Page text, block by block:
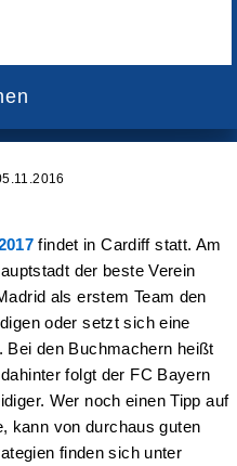
findet in Cardiff statt. Am
der beste Verein
als erstem Team den
oder setzt sich eine
Bei den Buchmachern heißt
folgt der FC Bayern
Wer noch einen Tipp auf
kann von durchaus guten
finden sich unter